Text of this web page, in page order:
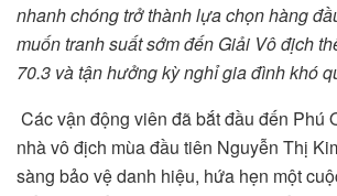
nhanh chóng trở thành lựa chọn hàng
muốn tranh suất sớm đến Giải Vô địch
70.3 và tận hưởng kỳ nghỉ gia đình khó
Các vận động viên đã bắt đầu đến Phú
nhà vô địch mùa đầu tiên Nguyễn Thị
sàng bảo vệ danh hiệu, hứa hẹn một